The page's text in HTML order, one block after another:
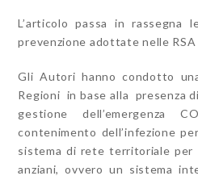
L’articolo passa in rassegna
prevenzione adottate nelle
Gli Autori hanno condotto
Regioni in base alla presenza
gestione dell’emergenza
contenimento dell’infezione
sistema di rete territoriale per
anziani, ovvero un sistema